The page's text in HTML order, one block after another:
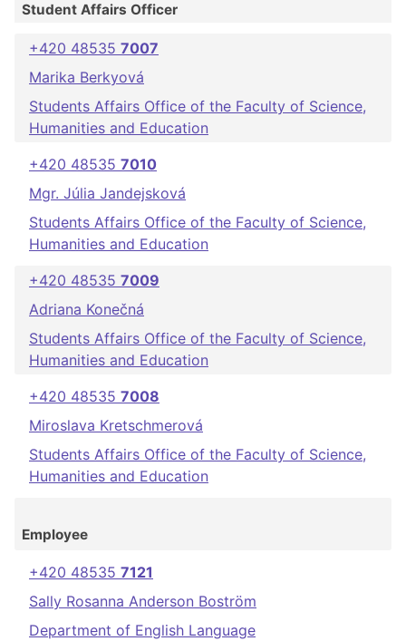
Student Affairs Officer
+420 48535 7007
Marika Berkyová
Students Affairs Office of the Faculty of Science,
Humanities and Education
+420 48535 7010
Mgr. Júlia Jandejsková
Students Affairs Office of the Faculty of Science,
Humanities and Education
+420 48535 7009
Adriana Konečná
Students Affairs Office of the Faculty of Science,
Humanities and Education
+420 48535 7008
Miroslava Kretschmerová
Students Affairs Office of the Faculty of Science,
Humanities and Education
Employee
+420 48535 7121
Sally Rosanna Anderson Boström
Department of English Language